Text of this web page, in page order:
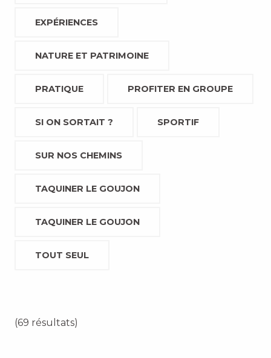
EXPÉRIENCES
NATURE ET PATRIMOINE
PRATIQUE PROFITER EN GROUPE
SI ON SORTAIT ? SPORTIF
SUR NOS CHEMINS
TAQUINER LE GOUJON
TAQUINER LE GOUJON
TOUT SEUL
(69 résultats)